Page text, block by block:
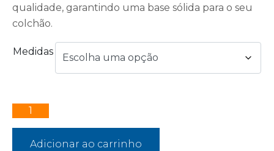
qualidade, garantindo uma base sólida para o seu
colchão.
Medidas
Adicionar ao carrinho